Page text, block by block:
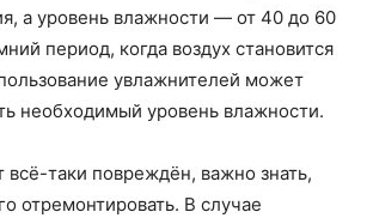
а уровень влажности — от 40 до 60
период, когда воздух становится
увлажнителей может
необходимый уровень влажности.
всё-таки повреждён, важно знать,
отремонтировать. В случае